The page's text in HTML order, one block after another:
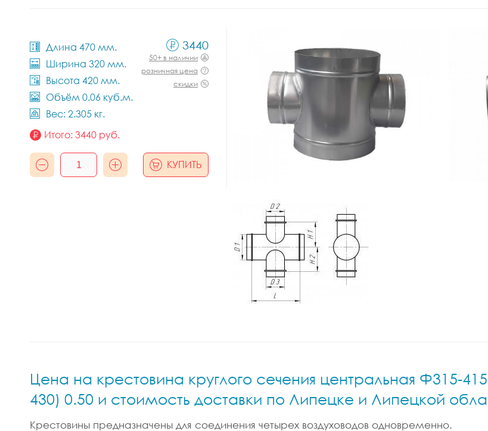
Длина 470 мм.
Ширина 320 мм.
Высота 420 мм.
Объём 0.06 куб.м.
Вес: 2.305 кг.
3440
50+ в наличии
розничная цена
скидки
Итого: 3440 руб.
КУПИТЬ
Цена на крестовина круглого сечения центральная Ф315-
430) 0.50 и стоимость доставки по Липецке и Липецкой
Крестовины предназначены для соединения четырех воздуховодов одновременно.